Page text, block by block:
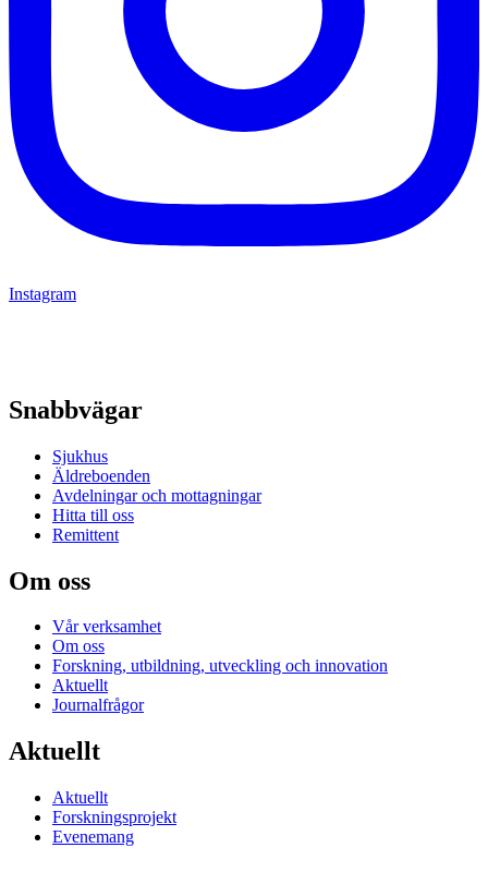
Instagram
Snabbvägar
Sjukhus
Äldreboenden
Avdelningar och mottagningar
Hitta till oss
Remittent
Om oss
Vår verksamhet
Om oss
Forskning, utbildning, utveckling och innovation
Aktuellt
Journalfrågor
Aktuellt
Aktuellt
Forskningsprojekt
Evenemang